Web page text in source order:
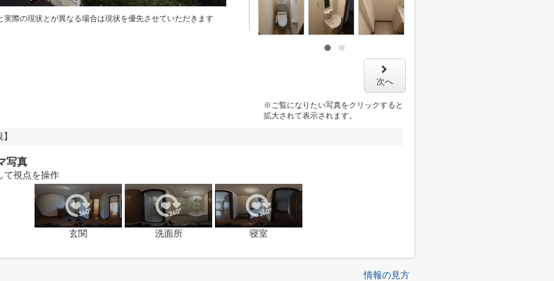
際の現状とが異なる場合は現状を優先させていただきます
次へ
※ご覧になりたい写真をクリックすると
拡大されて表示されます。
写真
て視点を操作
玄関 洗面所 寝室
情報の見方